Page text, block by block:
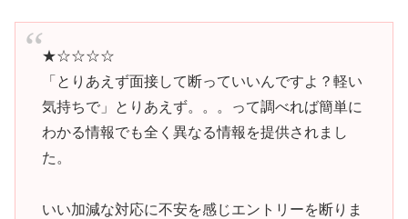
★☆☆☆☆
「とりあえず面接して断っていいんですよ？軽い
気持ちで」とりあえず。。。って調べれば簡単に
わかる情報でも全く異なる情報を提供されまし
た。
いい加減な対応に不安を感じエントリーを断りま